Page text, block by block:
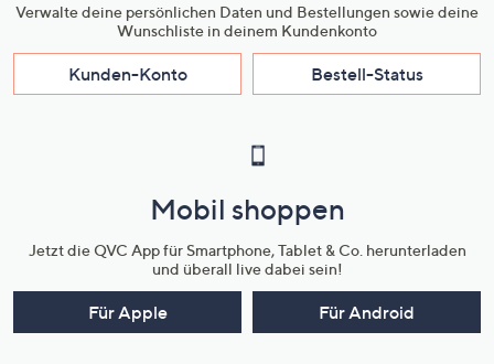
Verwalte deine persönlichen Daten und Bestellungen sowie deine
Wunschliste in deinem Kundenkonto
Kunden-Konto Bestell-Status
Mobil shoppen
Jetzt die QVC App für Smartphone, Tablet & Co. herunterladen
und überall live dabei sein!
Für Apple Für Android